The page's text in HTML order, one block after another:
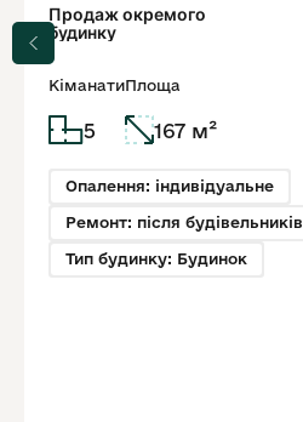
Продаж окремого
будинку
Кіманати
5
Площа
167 м²
Опалення: індивідуальне
Ремонт: після будівельників
Тип будинку: Будинок